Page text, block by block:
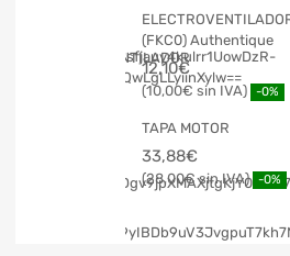
(FKC0) Authentique
12,10€
10,00€ -0%
TAPA MOTOR
33,88€
28,00€ -0%